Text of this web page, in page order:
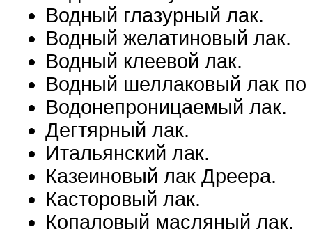
Водный глазурный лак.
Водный желатиновый лак.
Водный клеевой лак.
Водный шеллаковый лак по
Водонепроницаемый лак.
Дегтярный лак.
Итальянский лак.
Казеиновый лак Дреера.
Касторовый лак.
Копаловый масляный лак.